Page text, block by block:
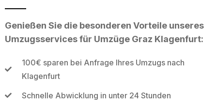
Genießen Sie die besonderen Vorteile unseres
Umzugsservices für Umzüge Graz Klagenfurt:
100€ sparen bei Anfrage Ihres Umzugs nach
Klagenfurt
Schnelle Abwicklung in unter 24 Stunden